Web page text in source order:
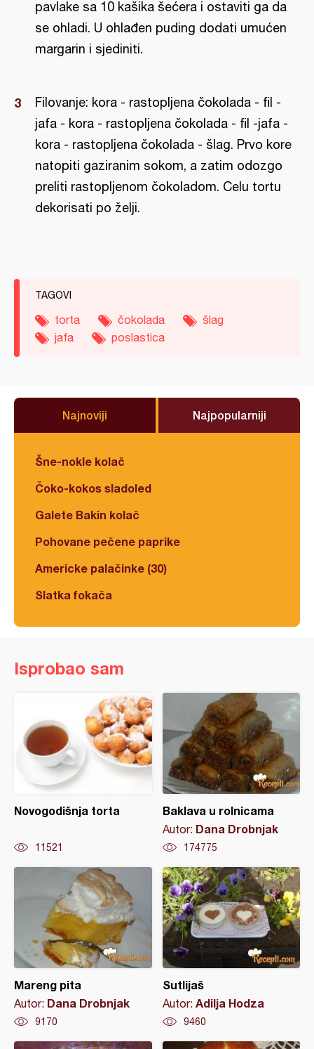
pavlake sa 10 kašika šećera i ostaviti ga da
se ohladi. U ohlađen puding dodati umućen
margarin i sjediniti.
Filovanje: kora - rastopljena čokolada - fil -
jafa - kora - rastopljena čokolada - fil -jafa -
kora - rastopljena čokolada - šlag. Prvo kore
natopiti gaziranim sokom, a zatim odozgo
preliti rastopljenom čokoladom. Celu tortu
dekorisati po želji.
TAGOVI
torta čokolada
šlag
jafa
poslastica
Najnoviji Najpopularniji
Šne-nokle kolač
Čoko-kokos sladoled
Galete Bakin kolač
Pohovane pečene paprike
Americke palačinke (30)
Slatka fokača
Isprobao sam
Novogodišnja torta
11521
Baklava u rolnicama
Autor: Dana Drobnjak
174775
Mareng pita
Autor: Dana Drobnjak
9170
Sutlijaš
Autor: Adilja Hodza
9460